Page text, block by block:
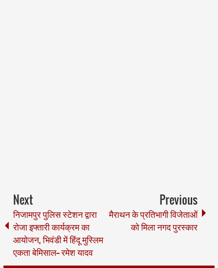
Next
निजामपुर पुलिस स्टेशन द्वारा
रोजा इफ्तारी कार्यक्रम का
आयोजन, भिवंडी में हिंदू मुस्लिम
एकता बेमिसाल-- रमेश यादव
Previous
मैराथन के प्रतिभागी विजेताओं
को मिला नगद पुरस्कार